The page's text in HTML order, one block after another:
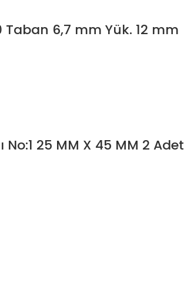
Taban 6,7 mm Yük. 12 mm
25 MM X 45 MM 2 Adet